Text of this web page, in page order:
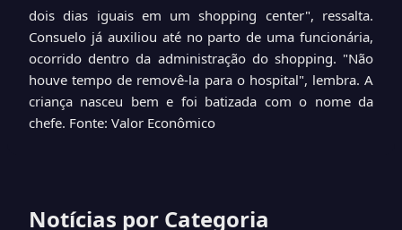
dois dias iguais em um shopping center", ressalta.
Consuelo já auxiliou até no parto de uma funcionária,
ocorrido dentro da administração do shopping. "Não
houve tempo de removê-la para o hospital", lembra. A
criança nasceu bem e foi batizada com o nome da
chefe. Fonte: Valor Econômico
Notícias por Categoria